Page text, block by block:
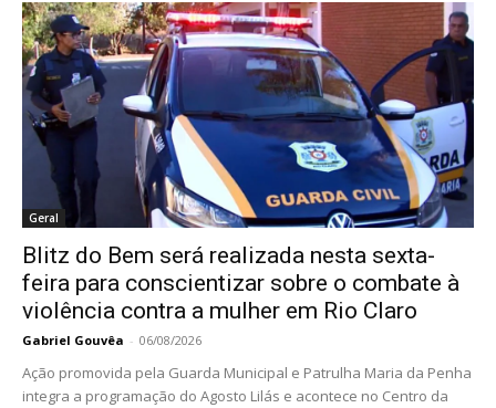
Geral
Blitz do Bem será realizada nesta sexta-
feira para conscientizar sobre o combate à
violência contra a mulher em Rio Claro
Gabriel Gouvêa - 06/08/2026
Ação promovida pela Guarda Municipal e Patrulha Maria da Penha
integra a programação do Agosto Lilás e acontece no Centro da